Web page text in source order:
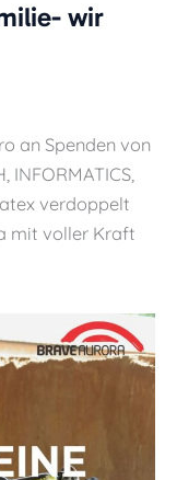
wir
an Spenden von
verdoppelt
mit voller Kraft